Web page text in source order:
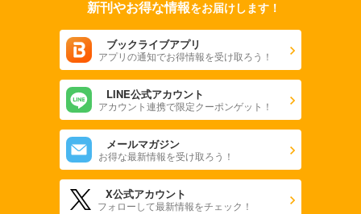
新刊やお得な情報をお届けします！
ブックライブアプリ
アプリの通知でお得情報を受け取ろう！
LINE公式アカウント
アカウント連携で限定クーポンゲット！
メールマガジン
お得な最新情報を受け取ろう！
X公式アカウント
フォローして最新情報をチェック！